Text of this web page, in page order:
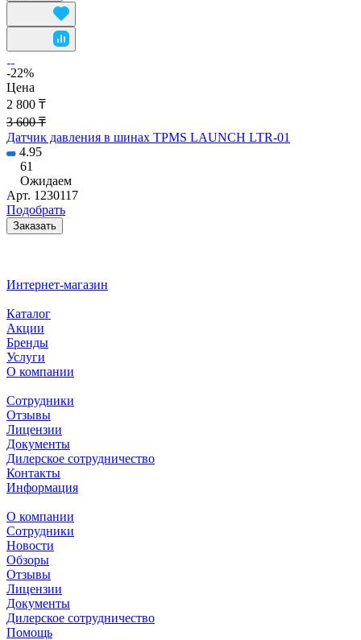
-22%
Цена
2 800 ₸
3 600 ₸
Датчик давления в шинах TPMS LAUNCH LTR-01
4.95
61
Ожидаем
Арт. 1230117
Подобрать
Заказать
Интернет-магазин
Каталог
Акции
Бренды
Услуги
О компании
Сотрудники
Отзывы
Лицензии
Документы
Дилерское сотрудничество
Контакты
Информация
О компании
Сотрудники
Новости
Обзоры
Отзывы
Лицензии
Документы
Дилерское сотрудничество
Помощь